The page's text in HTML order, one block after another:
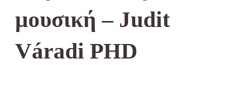
μουσική – Judit
Váradi PHD